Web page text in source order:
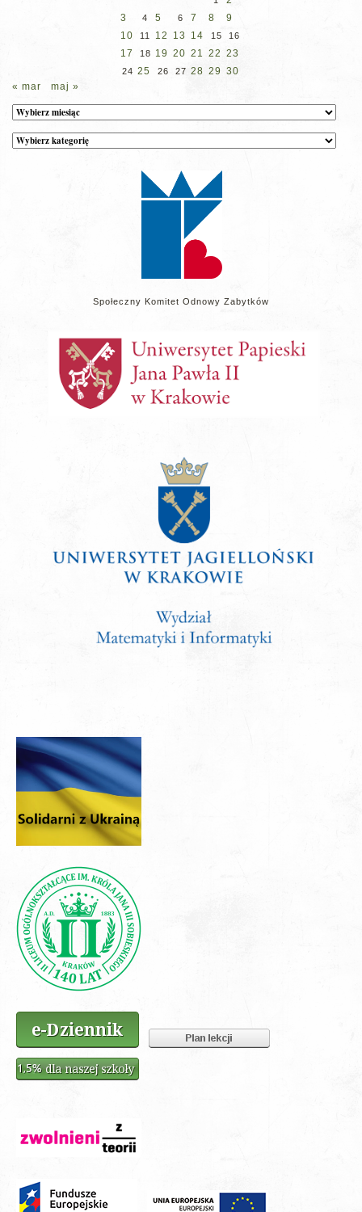
3
4 5 6 7 8
9
10
11 12 13 14 15 16
17 18 19 20 21 22 23
24 25 26 27 28 29 30
« mar
maj »
Archiwum
Kategorie
wpisów
Społeczny Komitet Odnowy Zabytków